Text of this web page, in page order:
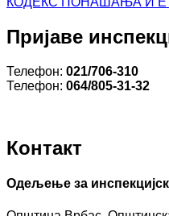
Пријаве
Телефон: 021/706-310
Телефон: 064/805-31-32
Контакт
Одељење за